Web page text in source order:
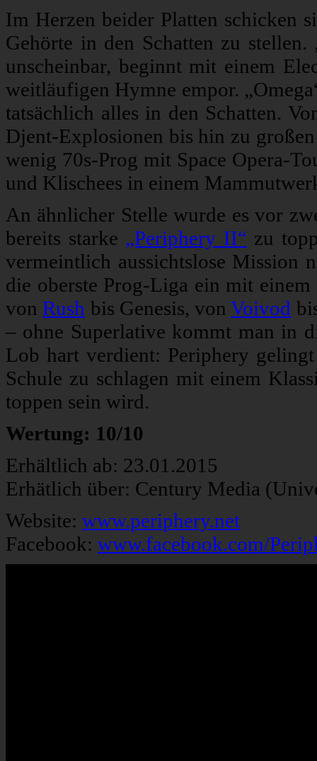
Im Herzen beider Platten schicken
Gehörte in den Schatten zu
unscheinbar, beginnt mit einem
weitläufigen Hymne empor.
tatsächlich alles in den Schatten.
Djent-Explosionen bis hin zu
wenig 70s-Prog mit Space Opera-
und Klischees in einem
An ähnlicher Stelle wurde es vor
bereits starke „Periphery II“ zu
vermeintlich aussichtslose Mission
die oberste Prog-Liga ein mit
vonRush bis Genesis, vonVoivod
– ohne Superlative kommt man in
Lob hart verdient: Periphery
Schule zu schlagen mit einem
toppen sein wird.
Wertung: 10/10
Erhältlich ab: 23.01.2015
Erhätlich über: Century Media
Website: www.periphery.net
Facebook: www.facebook.com/